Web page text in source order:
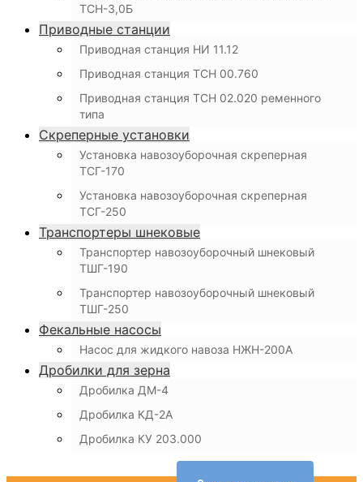
ТСН-3,0Б
Приводные станции
Приводная станция НИ 11.12
Приводная станция ТСН 00.760
Приводная станция ТСН 02.020 ременного
типа
Скреперные установки
Установка навозоуборочная скреперная
ТСГ-170
Установка навозоуборочная скреперная
ТСГ-250
Транспортеры шнековые
Транспортер навозоуборочный шнековый
ТШГ-190
Транспортер навозоуборочный шнековый
ТШГ-250
Фекальные насосы
Насос для жидкого навоза НЖН-200А
Дробилки для зерна
Дробилка ДМ-4
Дробилка КД-2А
Дробилка КУ 203.000